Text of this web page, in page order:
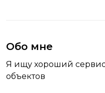
Обо мне
Я ищу хороший
объектов